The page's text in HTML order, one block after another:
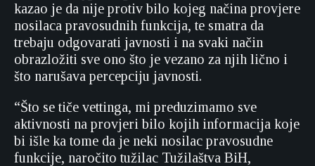
kazao je da nije protiv bilo kojeg načina provjere
nosilaca pravosudnih funkcija, te smatra da
trebaju odgovarati javnosti i na svaki način
obrazložiti sve ono što je vezano za njih lično i
što narušava percepciju javnosti.
“Što se tiče vettinga, mi preduzimamo sve
aktivnosti na provjeri bilo kojih informacija koje
bi išle ka tome da je neki nosilac pravosudne
funkcije, naročito tužilac Tužilaštva BiH,